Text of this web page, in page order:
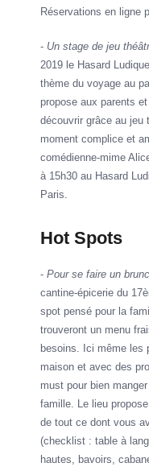
Réservations en ligne
- Un stage de jeu
2019 le Hasard
thème du voyage au
propose aux parents
découvrir grâce au jeu
moment complice et
comédienne-mime
à 15h30 au Hasard
Paris.
Hot Spots
- Pour se faire un
cantine-épicerie du
spot pensé pour la
trouveront un menu
besoins. Ici même les
maison et avec des
must pour bien
famille. Le lieu
de tout ce dont vous
(checklist : table à
hautes, bavoirs,